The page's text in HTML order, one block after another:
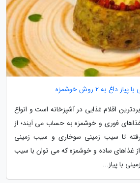
به 2 روش خوشمزه
اقلام غذایی در آشپزخانه است و انواع
فوری و خوشمزه به حساب می آیند؛ از
تا سیب زمینی سوخاری و سیب زمینی
غذاهای ساده و خوشمزه که می توان با سیب
با پیاز...